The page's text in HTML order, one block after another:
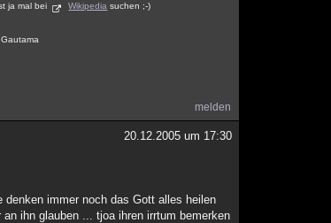
ja mal bei Wikipedia suchen ;-)
melden
20.12.2005 um 17:30
immer noch das Gott alles heilen
ihn glauben ... tjoa ihren irrtum bemerken